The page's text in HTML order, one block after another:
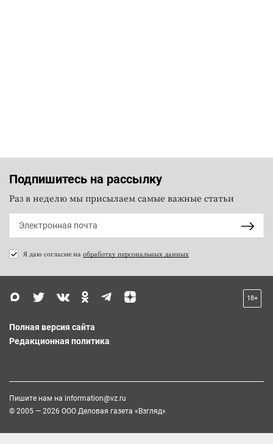
Подпишитесь на рассылку
Раз в неделю мы присылаем самые важные статьи
Я даю согласие на обработку персональных данных
18+
Полная версия сайта
Редакционная политика
Пишите нам на information@vz.ru
© 2005 — 2026 ООО Деловая газета «Взгляд»